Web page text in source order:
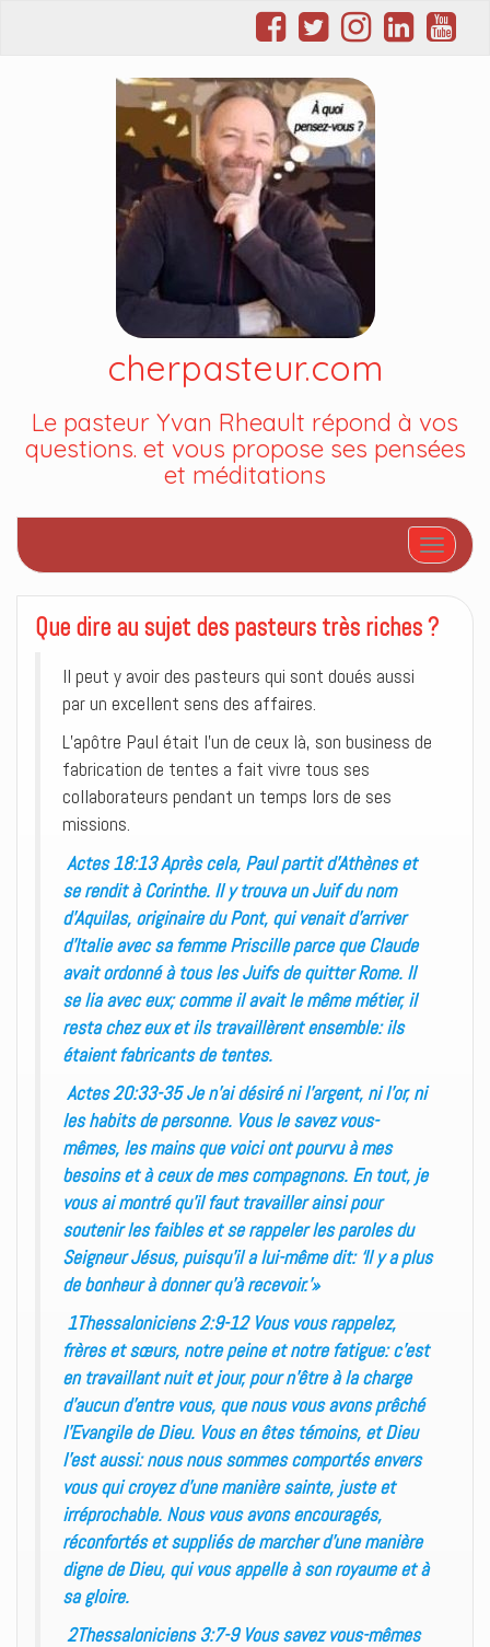
cherpasteur.com
Le pasteur Yvan Rheault répond à vos
questions. et vous propose ses pensées
et méditations
Afficher/
Que dire au sujet des pasteurs très riches ?
Il peut y avoir des pasteurs qui sont doués aussi
par un excellent sens des affaires.
L’apôtre Paul était l’un de ceux là, son business de
fabrication de tentes a fait vivre tous ses
collaborateurs pendant un temps lors de ses
missions.
Actes 18:13 Après cela, Paul partit d’Athènes et
se rendit à Corinthe. Il y trouva un Juif du nom
d’Aquilas, originaire du Pont, qui venait d’arriver
d’Italie avec sa femme Priscille parce que Claude
avait ordonné à tous les Juifs de quitter Rome. Il
se lia avec eux; comme il avait le même métier, il
resta chez eux et ils travaillèrent ensemble: ils
étaient fabricants de tentes.
Actes 20:33-35 Je n’ai désiré ni l’argent, ni l’or, ni
les habits de personne. Vous le savez vous-
mêmes, les mains que voici ont pourvu à mes
besoins et à ceux de mes compagnons. En tout, je
vous ai montré qu’il faut travailler ainsi pour
soutenir les faibles et se rappeler les paroles du
Seigneur Jésus, puisqu’il a lui-même dit: ‘Il y a plus
de bonheur à donner qu’à recevoir.’»
1Thessaloniciens 2:9-12 Vous vous rappelez,
frères et sœurs, notre peine et notre fatigue: c’est
en travaillant nuit et jour, pour n’être à la charge
d’aucun d’entre vous, que nous vous avons prêché
l’Evangile de Dieu. Vous en êtes témoins, et Dieu
l’est aussi: nous nous sommes comportés envers
vous qui croyez d’une manière sainte, juste et
irréprochable. Nous vous avons encouragés,
réconfortés et suppliés de marcher d’une manière
digne de Dieu, qui vous appelle à son royaume et à
sa gloire.
2Thessaloniciens 3:7-9 Vous savez vous-mêmes